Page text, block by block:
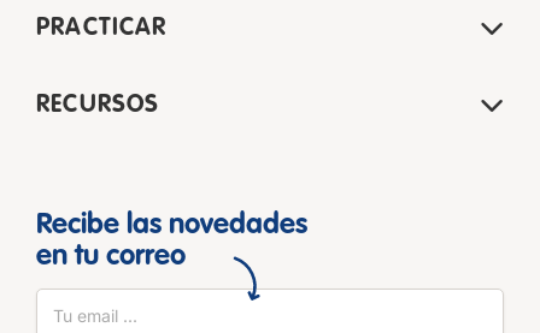
PRACTICAR
RECURSOS
Recibe las novedades
en tu correo